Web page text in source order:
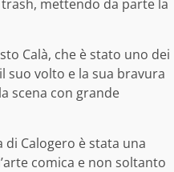
mettendo da parte la
Calà, che è stato uno dei
suo volto e la sua bravura
scena con grande
Calogero è stata una
comica e non soltanto